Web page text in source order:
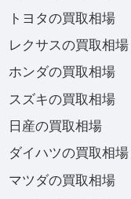
トヨタの買取相場
レクサスの買取相場
ホンダの買取相場
スズキの買取相場
日産の買取相場
ダイハツの買取相場
マツダの買取相場